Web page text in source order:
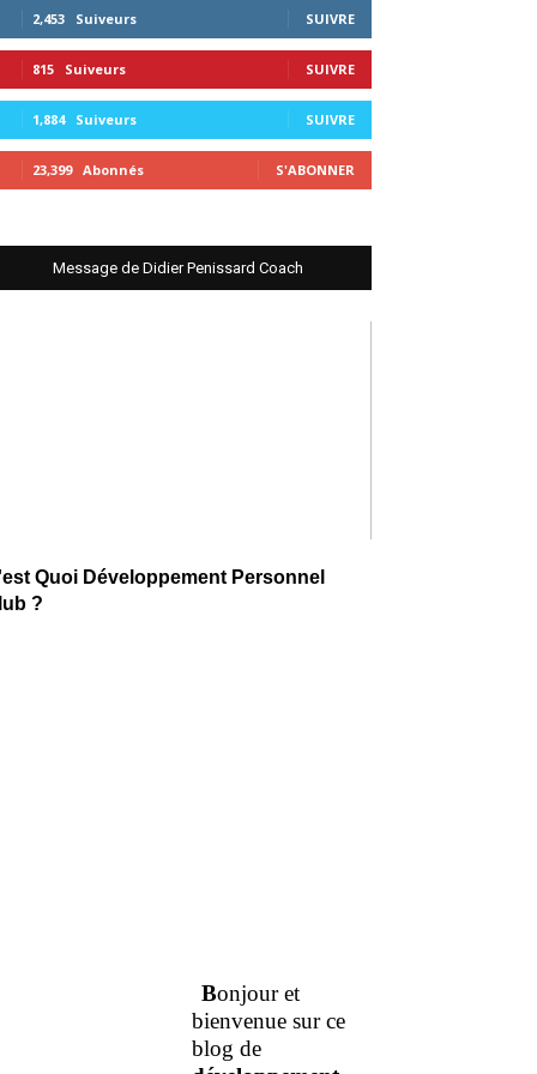
2,453 Suiveurs SUIVRE
815 Suiveurs SUIVRE
1,884 Suiveurs SUIVRE
23,399 Abonnés S'ABONNER
Message de Didier Penissard Coach
Quoi Développement Personnel
?
Bonjour et
bienvenue sur ce
blog de